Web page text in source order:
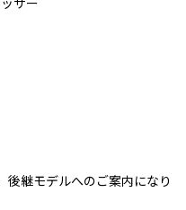
継モデルへのご案内になり